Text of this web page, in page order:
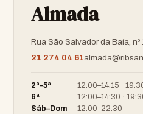
Almada
Rua São Salvador da Baía,
21 274 04 61
2ª–5ª
12:00–14:15 ·
6ª
12:00–14:30 ·
Sáb–Dom
12:00–22:30